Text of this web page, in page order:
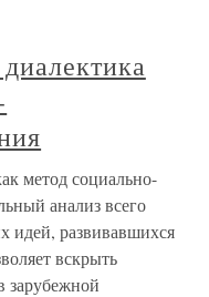
метод социально-
анализ всего
идей, развивавшихся
вскрыть
зарубежной